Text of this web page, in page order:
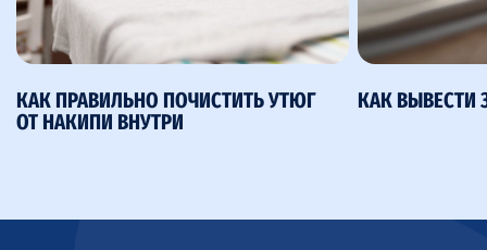
КАК ПРАВИЛЬНО ПОЧИСТИТЬ УТЮГ
ОТ НАКИПИ ВНУТРИ
КАК ВЫВЕСТИ